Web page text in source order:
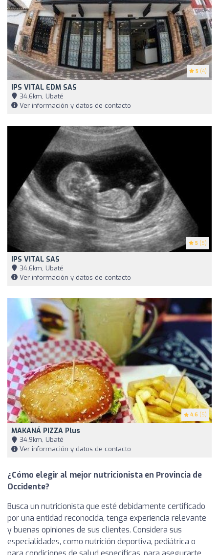
5 (4)
IPS VITAL EDM SAS
34,6km, Ubaté
Ver información y datos de contacto
5 (5)
IPS VITAL SAS
34,6km, Ubaté
Ver información y datos de contacto
4.6 (5)
MAKANÁ PIZZA Plus
34,9km, Ubaté
Ver información y datos de contacto
¿Cómo elegir al mejor nutricionista en Provincia de
Occidente?
Busca un nutricionista que esté debidamente certificado
por una entidad reconocida, tenga experiencia relevante
y buenas opiniones de sus clientes. Considera sus
especialidades, como nutrición deportiva, pediátrica o